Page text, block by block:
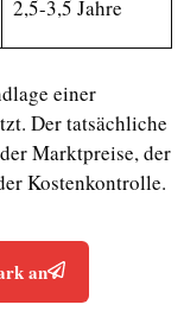
2,5-3,5 Jahre
einer
Der tatsächliche
Marktpreise, der
Kostenkontrolle.
an